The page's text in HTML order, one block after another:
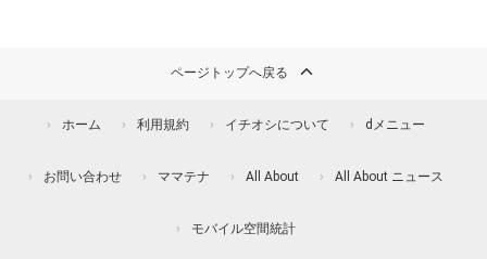
ページトップへ戻る
ホーム 利用規約 イチオシについて dメニュー
お問い合わせ ママテナ All About All About ニュース
モバイル空間統計